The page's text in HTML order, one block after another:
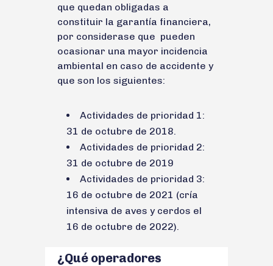
que quedan obligadas a
constituir la garantía financiera,
por considerase que pueden
ocasionar una mayor incidencia
ambiental en caso de accidente y
que son los siguientes:
Actividades de prioridad 1:
31 de octubre de 2018.
Actividades de prioridad 2:
31 de octubre de 2019
Actividades de prioridad 3:
16 de octubre de 2021 (cría
intensiva de aves y cerdos el
16 de octubre de 2022).
¿Qué operadores